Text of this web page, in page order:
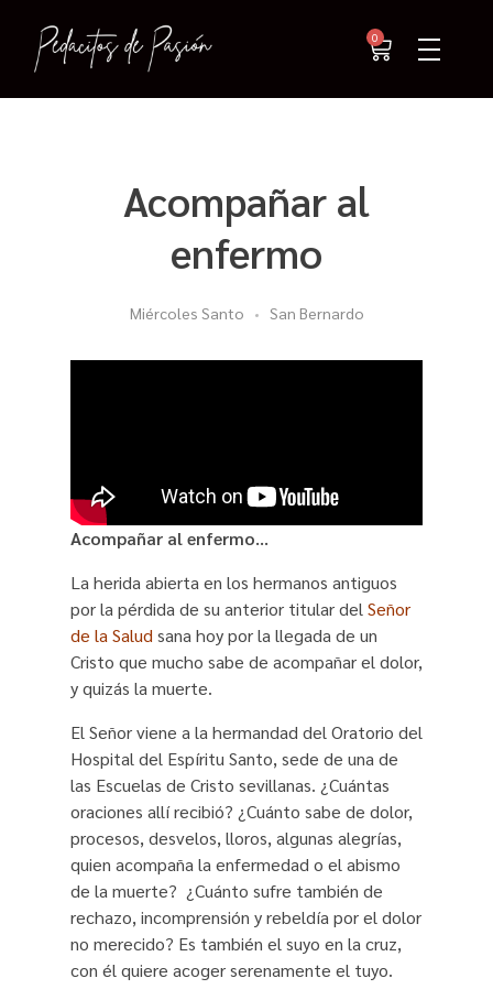
0
Acompañar al
enfermo
Miércoles Santo San Bernardo
Acompañar al enfermo…
La herida abierta en los hermanos antiguos
por la pérdida de su anterior titular del Señor
de la Salud sana hoy por la llegada de un
Cristo que mucho sabe de acompañar el dolor,
y quizás la muerte.
El Señor viene a la hermandad del Oratorio del
Hospital del Espíritu Santo, sede de una de
las Escuelas de Cristo sevillanas. ¿Cuántas
oraciones allí recibió? ¿Cuánto sabe de dolor,
procesos, desvelos, lloros, algunas alegrías,
quien acompaña la enfermedad o el abismo
de la muerte? ¿Cuánto sufre también de
rechazo, incomprensión y rebeldía por el dolor
no merecido? Es también el suyo en la cruz,
con él quiere acoger serenamente el tuyo.